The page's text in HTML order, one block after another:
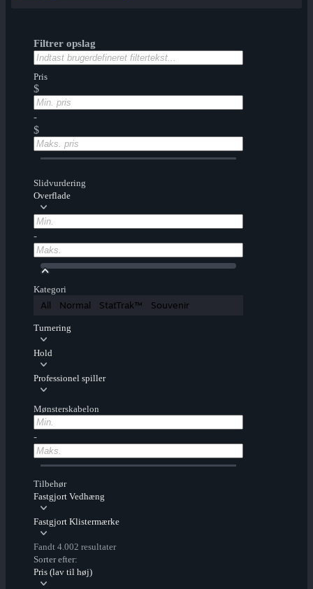
Filtrer opslag
Pris
$
-
$
Slidvurdering
Overflade
-
Kategori
All Normal StatTrak™ Souvenir
Turnering
Hold
Professionel spiller
Mønsterskabelon
-
Tilbehør
Fastgjort Vedhæng
Fastgjort Klistermærke
Fandt 4.002 resultater
Sorter efter:
Pris (lav til høj)